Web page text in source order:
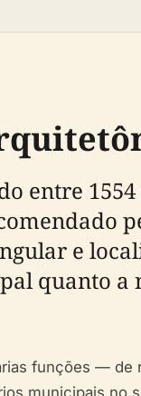
entre
e
quanto a
funções —
municipais no